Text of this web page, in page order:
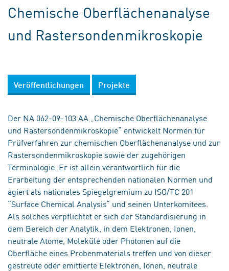
Chemische Oberflächenanalyse
und Rastersondenmikroskopie
Veröffentlichungen Projekte
Der NA 062-09-103 AA „Chemische Oberflächenanalyse
und Rastersondenmikroskopie“ entwickelt Normen für
Prüfverfahren zur chemischen Oberflächenanalyse und zur
Rastersondenmikroskopie sowie der zugehörigen
Terminologie. Er ist allein verantwortlich für die
Erarbeitung der entsprechenden nationalen Normen und
agiert als nationales Spiegelgremium zu ISO/TC 201
“Surface Chemical Analysis“ und seinen Unterkomitees.
Als solches verpflichtet er sich der Standardisierung in
dem Bereich der Analytik, in dem Elektronen, Ionen,
neutrale Atome, Moleküle oder Photonen auf die
Oberfläche eines Probenmaterials treffen und von dieser
gestreute oder emittierte Elektronen, Ionen, neutrale